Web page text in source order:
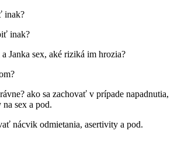
inak?
inak?
Janka sex, aké riziká im hrozia?
ako sa zachovať v prípade napadnutia,
sex a pod.
nácvik odmietania, asertivity a pod.